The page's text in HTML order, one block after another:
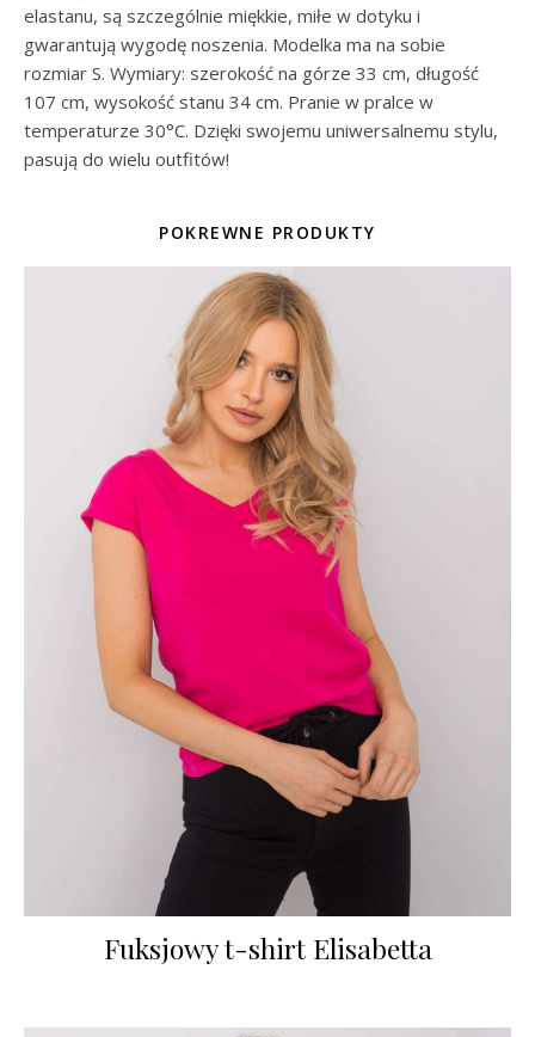
elastanu, są szczególnie miękkie, miłe w dotyku i
gwarantują wygodę noszenia. Modelka ma na sobie
rozmiar S. Wymiary: szerokość na górze 33 cm, długość
107 cm, wysokość stanu 34 cm. Pranie w pralce w
temperaturze 30°C. Dzięki swojemu uniwersalnemu stylu,
pasują do wielu outfitów!
POKREWNE PRODUKTY
Fuksjowy t-shirt Elisabetta